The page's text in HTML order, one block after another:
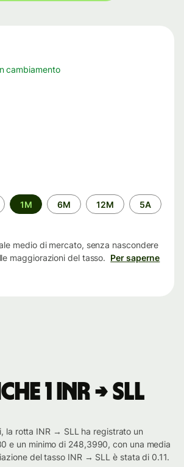
cambiamento
1M 6M 12M 5A
medio di mercato, senza nascondere
maggiorazioni del tasso. Per saperne
1 INR → SLL
la rotta INR → SLL ha registrato un
e un minimo di 248,3990, con una media
del tasso INR → SLL è stata di 0.11.